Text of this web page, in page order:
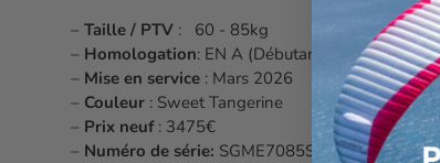
– Taille / PTV : 60 - 85kg
– Homologation: EN A (Débutant)
– Mise en service : Mars 2026
– Couleur : Sweet Tangerine
– Prix neuf : 3475€
– Numéro de série: SGME7085STA-4025-63555